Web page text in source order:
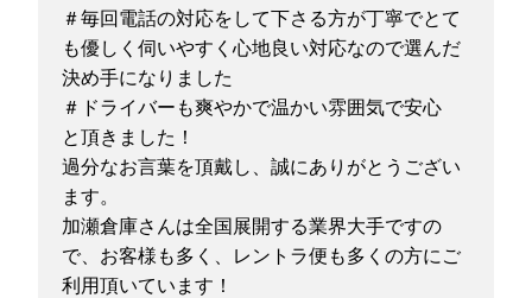
＃毎回電話の対応をして下さる方が丁寧でとて
も優しく伺いやすく心地良い対応なので選んだ
決め手になりました
＃ドライバーも爽やかで温かい雰囲気で安心
と頂きました！
過分なお言葉を頂戴し、誠にありがとうござい
ます。
加瀬倉庫さんは全国展開する業界大手ですの
で、お客様も多く、レントラ便も多くの方にご
利用頂いています！